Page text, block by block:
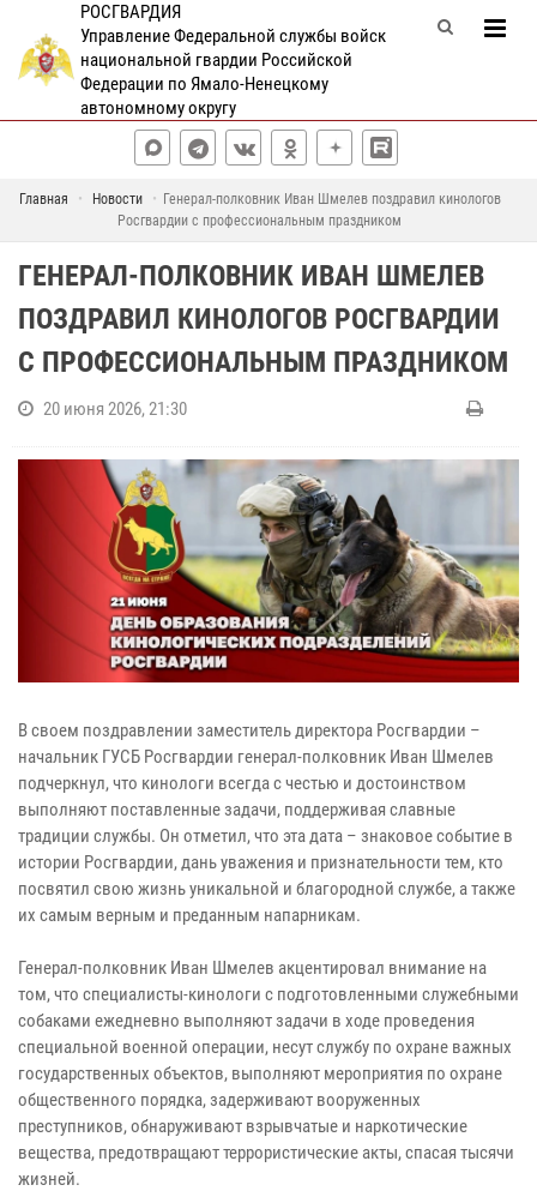
РОСГВАРДИЯ
Управление Федеральной службы войск
национальной гвардии Российской
Федерации по Ямало-Ненецкому
автономному округу
Главная Новости
Генерал-полковник Иван Шмелев поздравил кинологов
Росгвардии с профессиональным праздником
ГЕНЕРАЛ-ПОЛКОВНИК ИВАН ШМЕЛЕВ
ПОЗДРАВИЛ КИНОЛОГОВ РОСГВАРДИИ
С ПРОФЕССИОНАЛЬНЫМ ПРАЗДНИКОМ
20 июня 2026, 21:30
В своем поздравлении заместитель директора Росгвардии –
начальник ГУСБ Росгвардии генерал-полковник Иван Шмелев
подчеркнул, что кинологи всегда с честью и достоинством
выполняют поставленные задачи, поддерживая славные
традиции службы. Он отметил, что эта дата – знаковое событие в
истории Росгвардии, дань уважения и признательности тем, кто
посвятил свою жизнь уникальной и благородной службе, а также
их самым верным и преданным напарникам.
Генерал-полковник Иван Шмелев акцентировал внимание на
том, что специалисты-кинологи с подготовленными служебными
собаками ежедневно выполняют задачи в ходе проведения
специальной военной операции, несут службу по охране важных
государственных объектов, выполняют мероприятия по охране
общественного порядка, задерживают вооруженных
преступников, обнаруживают взрывчатые и наркотические
вещества, предотвращают террористические акты, спасая тысячи
жизней.